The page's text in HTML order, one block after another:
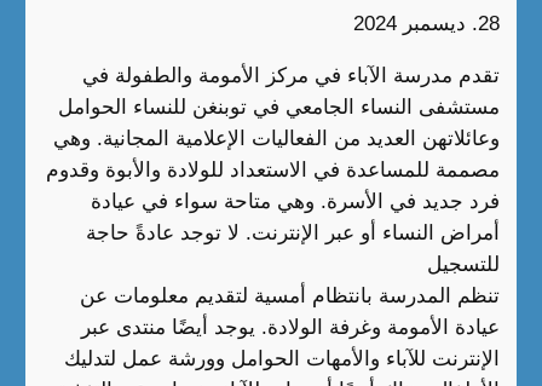
28. ديسمبر 2024
تقدم مدرسة الآباء في مركز الأمومة والطفولة في
مستشفى النساء الجامعي في توبنغن للنساء الحوامل
وعائلاتهن العديد من الفعاليات الإعلامية المجانية. وهي
مصممة للمساعدة في الاستعداد للولادة والأبوة وقدوم
فرد جديد في الأسرة. وهي متاحة سواء في عيادة
أمراض النساء أو عبر الإنترنت. لا توجد عادةً حاجة
للتسجيل
تنظم المدرسة بانتظام أمسية لتقديم معلومات عن
عيادة الأمومة وغرفة الولادة. يوجد أيضًا منتدى عبر
الإنترنت للآباء والأمهات الحوامل وورشة عمل لتدليك